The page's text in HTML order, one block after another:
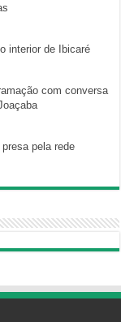
interior de Ibicaré
com conversa
pela rede